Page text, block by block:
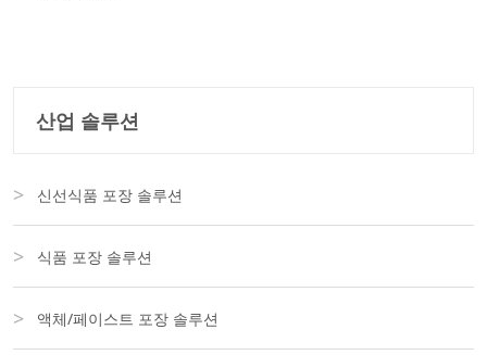
산업 솔루션
신선식품 포장 솔루션
식품 포장 솔루션
액체/페이스트 포장 솔루션